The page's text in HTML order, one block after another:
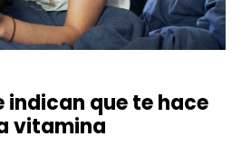
indican que te hace
vitamina